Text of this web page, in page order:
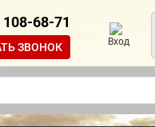
68-71
ЗВОНОК Вход